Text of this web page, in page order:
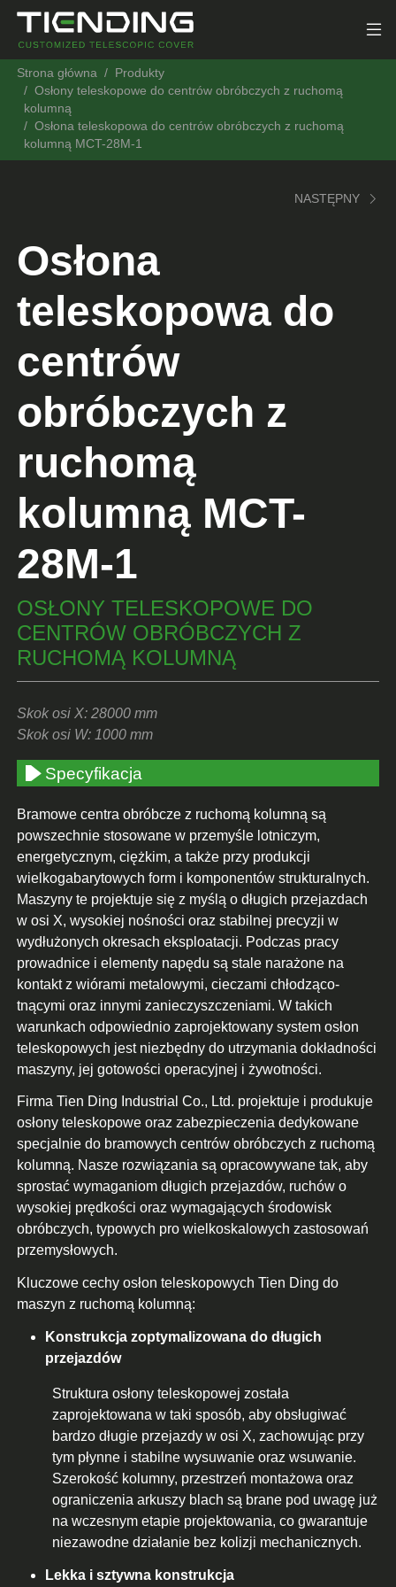
Strona główna
Produkty
Osłony teleskopowe do centrów obróbczych z ruchomą
kolumną
Osłona teleskopowa do centrów obróbczych z ruchomą
kolumną MCT-28M-1
NASTĘPNY
Osłona
teleskopowa do
centrów
obróbczych z
ruchomą
kolumną MCT-
28M-1
OSŁONY TELESKOPOWE DO
CENTRÓW OBRÓBCZYCH Z
RUCHOMĄ KOLUMNĄ
Skok osi X: 28000 mm
Skok osi W: 1000 mm
Specyfikacja
Bramowe centra obróbcze z ruchomą kolumną są
powszechnie stosowane w przemyśle lotniczym,
energetycznym, ciężkim, a także przy produkcji
wielkogabarytowych form i komponentów strukturalnych.
Maszyny te projektuje się z myślą o długich przejazdach
w osi X, wysokiej nośności oraz stabilnej precyzji w
wydłużonych okresach eksploatacji. Podczas pracy
prowadnice i elementy napędu są stale narażone na
kontakt z wiórami metalowymi, cieczami chłodząco-
tnącymi oraz innymi zanieczyszczeniami. W takich
warunkach odpowiednio zaprojektowany system osłon
teleskopowych jest niezbędny do utrzymania dokładności
maszyny, jej gotowości operacyjnej i żywotności.
Firma Tien Ding Industrial Co., Ltd. projektuje i produkuje
osłony teleskopowe oraz zabezpieczenia dedykowane
specjalnie do bramowych centrów obróbczych z ruchomą
kolumną. Nasze rozwiązania są opracowywane tak, aby
sprostać wymaganiom długich przejazdów, ruchów o
wysokiej prędkości oraz wymagających środowisk
obróbczych, typowych pro wielkoskalowych zastosowań
przemysłowych.
Kluczowe cechy osłon teleskopowych Tien Ding do
maszyn z ruchomą kolumną:
Konstrukcja zoptymalizowana do długich
przejazdów
Struktura osłony teleskopowej została
zaprojektowana w taki sposób, aby obsługiwać
bardzo długie przejazdy w osi X, zachowując przy
tym płynne i stabilne wysuwanie oraz wsuwanie.
Szerokość kolumny, przestrzeń montażowa oraz
ograniczenia arkuszy blach są brane pod uwagę już
na wczesnym etapie projektowania, co gwarantuje
niezawodne działanie bez kolizji mechanicznych.
Lekka i sztywna konstrukcja